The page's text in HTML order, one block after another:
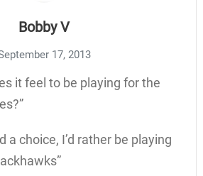
Bobby V
17, 2013
it feel to be playing for the
a choice, I’d rather be playing